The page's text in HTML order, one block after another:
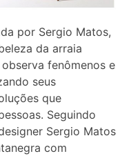
por Sergio Matos,
da arraia
fenômenos e
seus
que
Seguindo
Sergio Matos
com